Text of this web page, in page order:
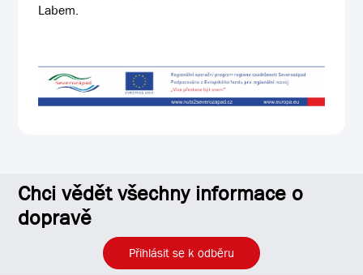
Labem.
Chci vědět všechny informace o
dopravě
Přihlásit se k odběru